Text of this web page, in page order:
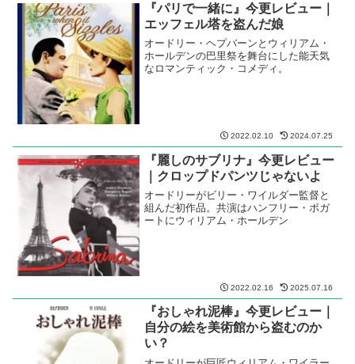
『パリで一緒に』今更レビュー｜
エッフェル塔を盗んだ娘
オードリー・ヘプバーンとウィリアム・
ホールデンの巴里祭を舞台にした能天気
なロマンティック・コメディ。
2022.02.10 2024.07.25
『麗しのサブリナ』今更レビュー
｜クロップドパンツじゃないよ
オードリーがビリー・ワイルダー監督と
組んだ初作品。共演はハンフリー・ボガ
ートにウィリアム・ホールデン
2022.02.16 2025.07.16
『おしゃれ泥棒』今更レビュー｜
自分の絵を美術館から盗むのか
い？